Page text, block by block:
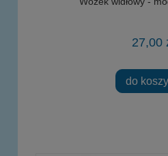
27,00
do